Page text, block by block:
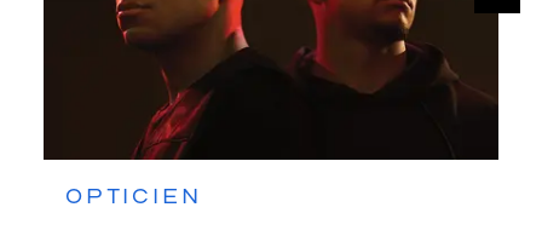
OPTICIEN